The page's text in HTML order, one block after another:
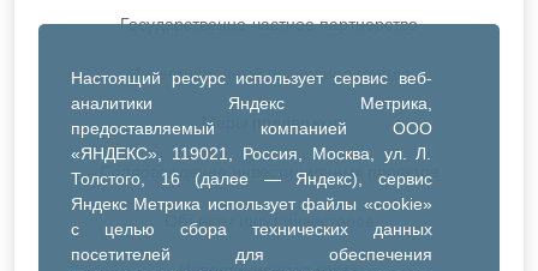
Настоящий ресурс использует сервис веб-
аналитики Яндекс Метрика,
предоставляемый компанией ООО
«ЯНДЕКС», 119021, Россия, Москва, ул. Л.
Толстого, 16 (далее — Яндекс), сервис
Яндекс Метрика использует файлы «cookie»
с целью сбора технических данных
посетителей для обеспечения
Государственно-частное партнерство
Инвестиционный потенциал города
Меры поддержки
Сопровождение инвестиционных проектов
Объекты ищут инвесторов